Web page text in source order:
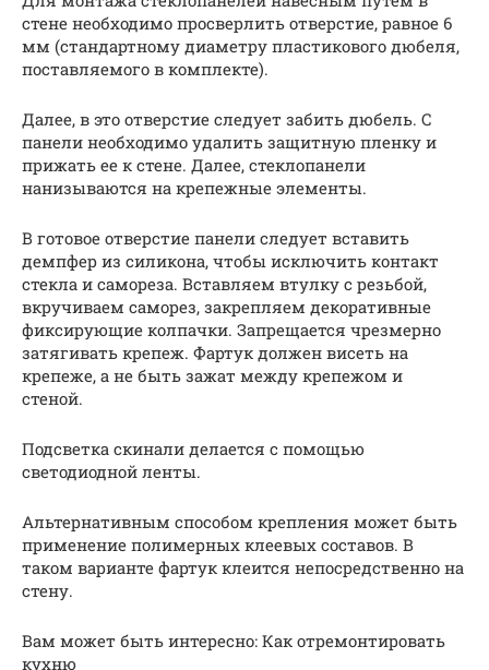
стене необходимо просверлить отверстие, равное 6
мм (стандартному диаметру пластикового дюбеля,
поставляемого в комплекте).
Далее, в это отверстие следует забить дюбель. С
панели необходимо удалить защитную пленку и
прижать ее к стене. Далее, стеклопанели
нанизываются на крепежные элементы.
В готовое отверстие панели следует вставить
демпфер из силикона, чтобы исключить контакт
стекла и самореза. Вставляем втулку с резьбой,
вкручиваем саморез, закрепляем декоративные
фиксирующие колпачки. Запрещается чрезмерно
затягивать крепеж. Фартук должен висеть на
крепеже, а не быть зажат между крепежом и
стеной.
Подсветка скинали делается с помощью
светодиодной ленты.
Альтернативным способом крепления может быть
применение полимерных клеевых составов. В
таком варианте фартук клеится непосредственно на
стену.
Вам может быть интересно: Как отремонтировать
кухню